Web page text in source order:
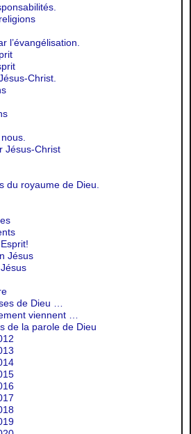
l’évangélisation.
Christ.
Jésus-Christ
du royaume de Dieu.
Jésus
de Dieu …
viennent …
de la parole de Dieu